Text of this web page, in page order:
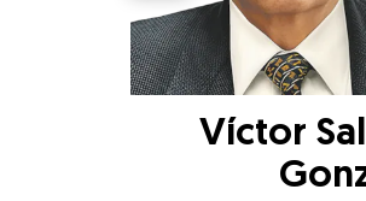
Víctor